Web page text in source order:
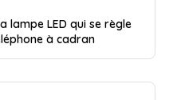
lampe LED qui se règle
à cadran